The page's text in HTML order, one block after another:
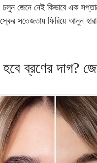
জেনে নেই কিভাবে এক
সতেজতায় ফিরিয়ে আনুন
ব্রণের দাগ?